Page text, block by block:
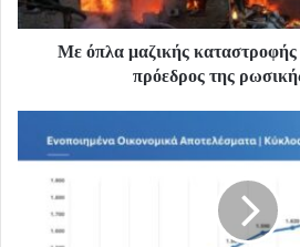
Με όπλα μαζικής καταστροφής
πρόεδρος της